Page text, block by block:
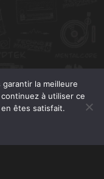
la meilleure
à utiliser ce
êtes satisfait.